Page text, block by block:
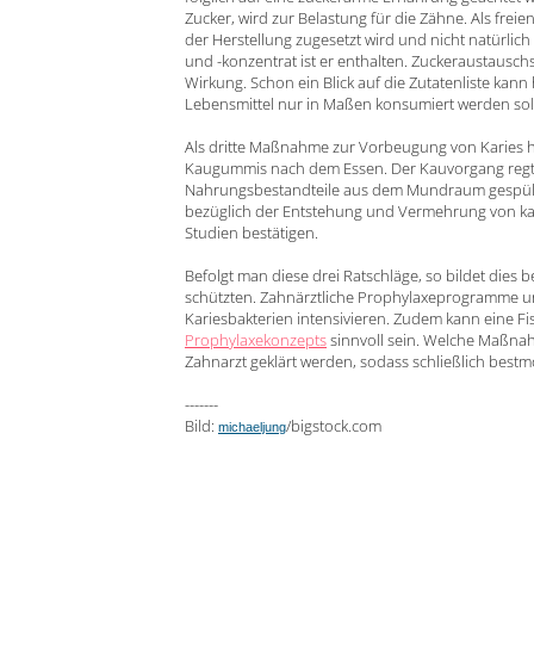
Zucker, wird zur Belastung für die Zähne. Als
der Herstellung zugesetzt wird und nicht
und -konzentrat ist er enthalten.
Wirkung. Schon ein Blick auf die Zutatenliste
Lebensmittel nur in Maßen konsumiert werden
Als dritte Maßnahme zur Vorbeugung von
Kaugummis nach dem Essen. Der Kauvorgang
Nahrungsbestandteile aus dem Mundraum
bezüglich der Entstehung und Vermehrung von
Studien bestätigen.
Befolgt man diese drei Ratschläge, so bildet dies
schützten. Zahnärztliche Prophylaxeprogramme
Kariesbakterien intensivieren. Zudem kann eine
Prophylaxekonzeptssinnvoll sein. Welche
Zahnarzt geklärt werden, sodass schließlich
-------
Bild: michaeljung/bigstock.com